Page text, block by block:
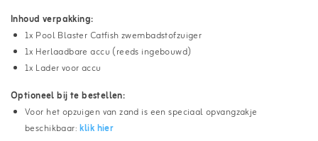
Inhoud verpakking:
1x Pool Blaster Catfish zwembadstofzuiger
1x Herlaadbare accu (reeds ingebouwd)
1x Lader voor accu
Optioneel bij te bestellen:
Voor het opzuigen van zand is een speciaal opvangzakje
beschikbaar:klik hier